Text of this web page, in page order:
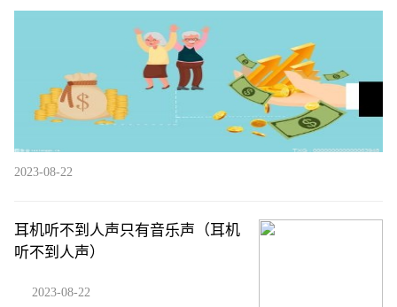
2023-08-22
耳机听不到人声只有音乐声（耳机
听不到人声）
2023-08-22